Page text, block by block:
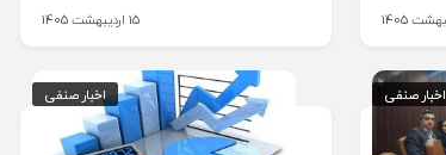
15 اردیبهشت 1405
اخبار صنفی
اخبار صنفی اخبار صنفی
اخبار صنفی